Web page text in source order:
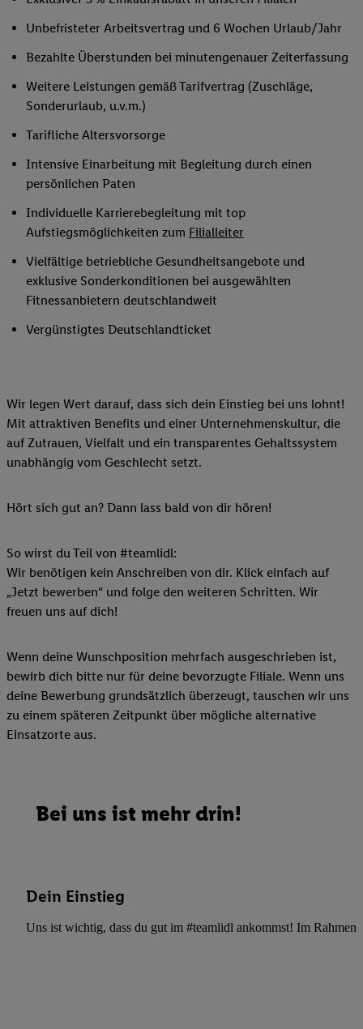
Unbefristeter Arbeitsvertrag und 6 Wochen Urlaub/Jahr
Bezahlte Überstunden bei minutengenauer Zeiterfassung
Weitere Leistungen gemäß Tarifvertrag (Zuschläge,
Sonderurlaub, u.v.m.)
Tarifliche Altersvorsorge
Intensive Einarbeitung mit Begleitung durch einen
persönlichen Paten
Individuelle Karrierebegleitung mit top
Aufstiegsmöglichkeiten zum Filialleiter
Vielfältige betriebliche Gesundheitsangebote und
exklusive Sonderkonditionen bei ausgewählten
Fitnessanbietern deutschlandweit
Vergünstigtes Deutschlandticket
Wir legen Wert darauf, dass sich dein Einstieg bei uns lohnt!
Mit attraktiven Benefits und einer Unternehmenskultur, die
auf Zutrauen, Vielfalt und ein transparentes Gehaltssystem
unabhängig vom Geschlecht setzt.
Hört sich gut an? Dann lass bald von dir hören!
So wirst du Teil von #teamlidl:
Wir benötigen kein Anschreiben von dir. Klick einfach auf
„Jetzt bewerben“ und folge den weiteren Schritten. Wir
freuen uns auf dich!
Wenn deine Wunschposition mehrfach ausgeschrieben ist,
bewirb dich bitte nur für deine bevorzugte Filiale. Wenn uns
deine Bewerbung grundsätzlich überzeugt, tauschen wir uns
zu einem späteren Zeitpunkt über mögliche alternative
Einsatzorte aus.
Bei uns ist mehr drin!
Dein Einstieg
Uns ist wichtig, dass du gut im #teamlidl ankommst! Im Rahmen